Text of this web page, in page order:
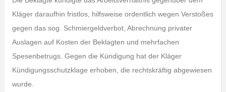
Kläger daraufhin fristlos, hilfsweise ordentlich wegen Verstoßes
gegen das sog. Schmiergeldverbot, Abrechnung privater
Auslagen auf Kosten der Beklagten und mehrfachen
Spesenbetrugs. Gegen die Kündigung hat der Kläger
Kündigungsschutzklage erhoben, die rechtskräftig abgewiesen
wurde.